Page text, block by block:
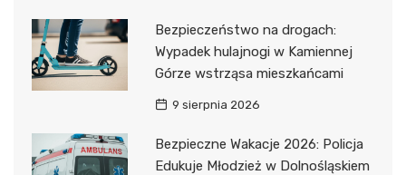
Bezpieczeństwo na drogach:
Wypadek hulajnogi w Kamiennej
Górze wstrząsa mieszkańcami
9 sierpnia 2026
Bezpieczne Wakacje 2026: Policja
Edukuje Młodzież w Dolnośląskiem